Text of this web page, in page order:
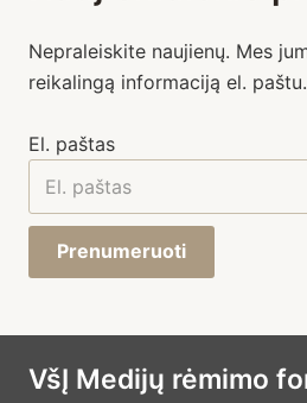
Nepraleiskite naujienų. Mes
reikalingą informaciją el. paštu.
El. paštas
Prenumeruoti
VšĮ Medijų rėmimo